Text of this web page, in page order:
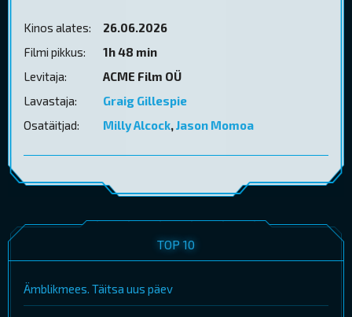
Kinos alates:
26.06.2026
Filmi pikkus:
1h 48 min
Levitaja:
ACME Film OÜ
Lavastaja:
Graig Gillespie
Osatäitjad:
Milly Alcock,Jason Momoa
TOP 10
Ämblikmees. Täitsa uus päev